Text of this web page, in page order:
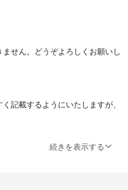
せん。どうぞよろしくお願いし
記載するようにいたしますが、
ません。ご了承ください。
続きを表示する